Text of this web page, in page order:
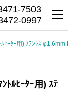
7503
0997
ﾋｰﾀｰ用) ｽﾃﾝﾚｽ φ1.6mm
ﾄﾙﾋｰﾀｰ用) ｽﾃ